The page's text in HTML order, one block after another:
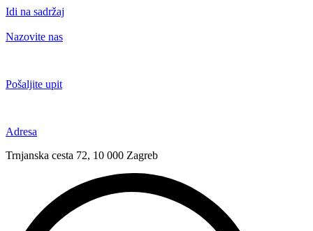
Idi na sadržaj
Nazovite nas
Pošaljite upit
Adresa
Trnjanska cesta 72, 10 000 Zagreb